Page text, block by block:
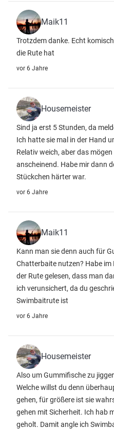
Maik11
Trotzdem danke. Echt
die Rute hat
vor 6 Jahre
Housemeister
Sind ja erst 5 Stunden, da
Ich hatte sie mal in der Hand
Relativ weich, aber das
anscheinend. Habe mir dann
Stückchen härter war.
vor 6 Jahre
Maik11
Kann man sie denn auch für
Chatterbaite nutzen? Habe
der Rute gelesen, dass man
ich verunsichert, da du
Swimbaitrute ist
vor 6 Jahre
Housemeister
Also um Gummifische zu
Welche willst du denn
gehen, für größere ist sie
gehen mit Sicherheit. Ich hab
geholt. Damit angle ich